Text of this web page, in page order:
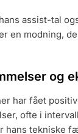
assist-tal
en modning,
og
har fået
ofte i
hans tekniske